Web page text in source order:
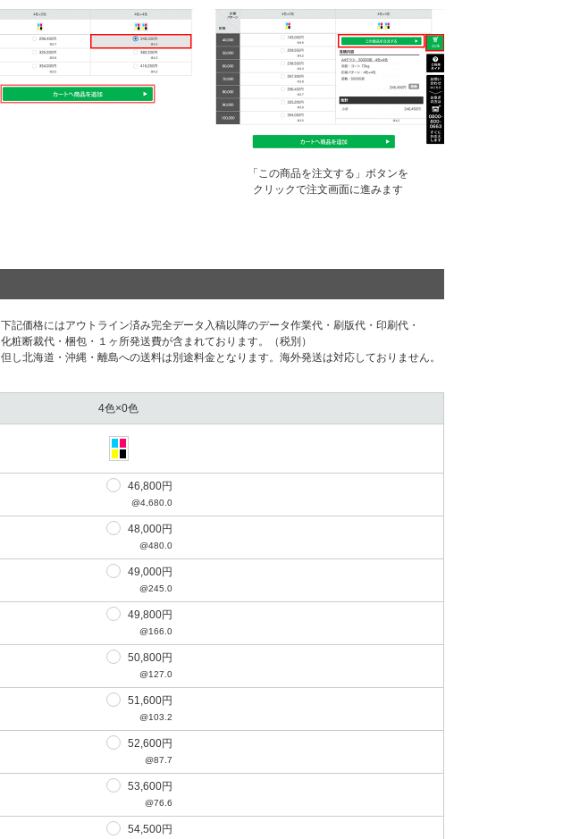
「この商品を注文する」ボタンを
クリックで注文画面に進みます
下記価格にはアウトライン済み完全データ⼊稿以降のデータ作業代・刷版代・印刷代・
化粧断裁代・梱包・１ヶ所発送費が含まれております。（税別）
但し北海道・沖縄・離島への送料は別途料⾦となります。海外発送は対応しておりません。
4色×0色
46,800円
@4,680.0
48,000円
@480.0
49,000円
@245.0
49,800円
@166.0
50,800円
@127.0
51,600円
@103.2
52,600円
@87.7
53,600円
@76.6
54,500円